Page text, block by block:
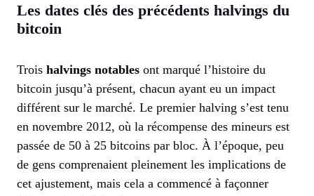
Les dates clés des précédents halvings du
bitcoin
Trois halvings notables ont marqué l’histoire du
bitcoin jusqu’à présent, chacun ayant eu un impact
différent sur le marché. Le premier halving s’est tenu
en novembre 2012, où la récompense des mineurs est
passée de 50 à 25 bitcoins par bloc. À l’époque, peu
de gens comprenaient pleinement les implications de
cet ajustement, mais cela a commencé à façonner